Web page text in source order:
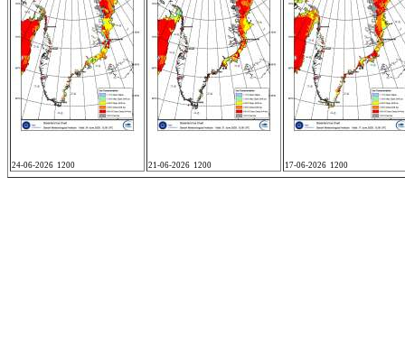
24-06-2026 1200 21-06-2026 1200 17-06-2026 1200